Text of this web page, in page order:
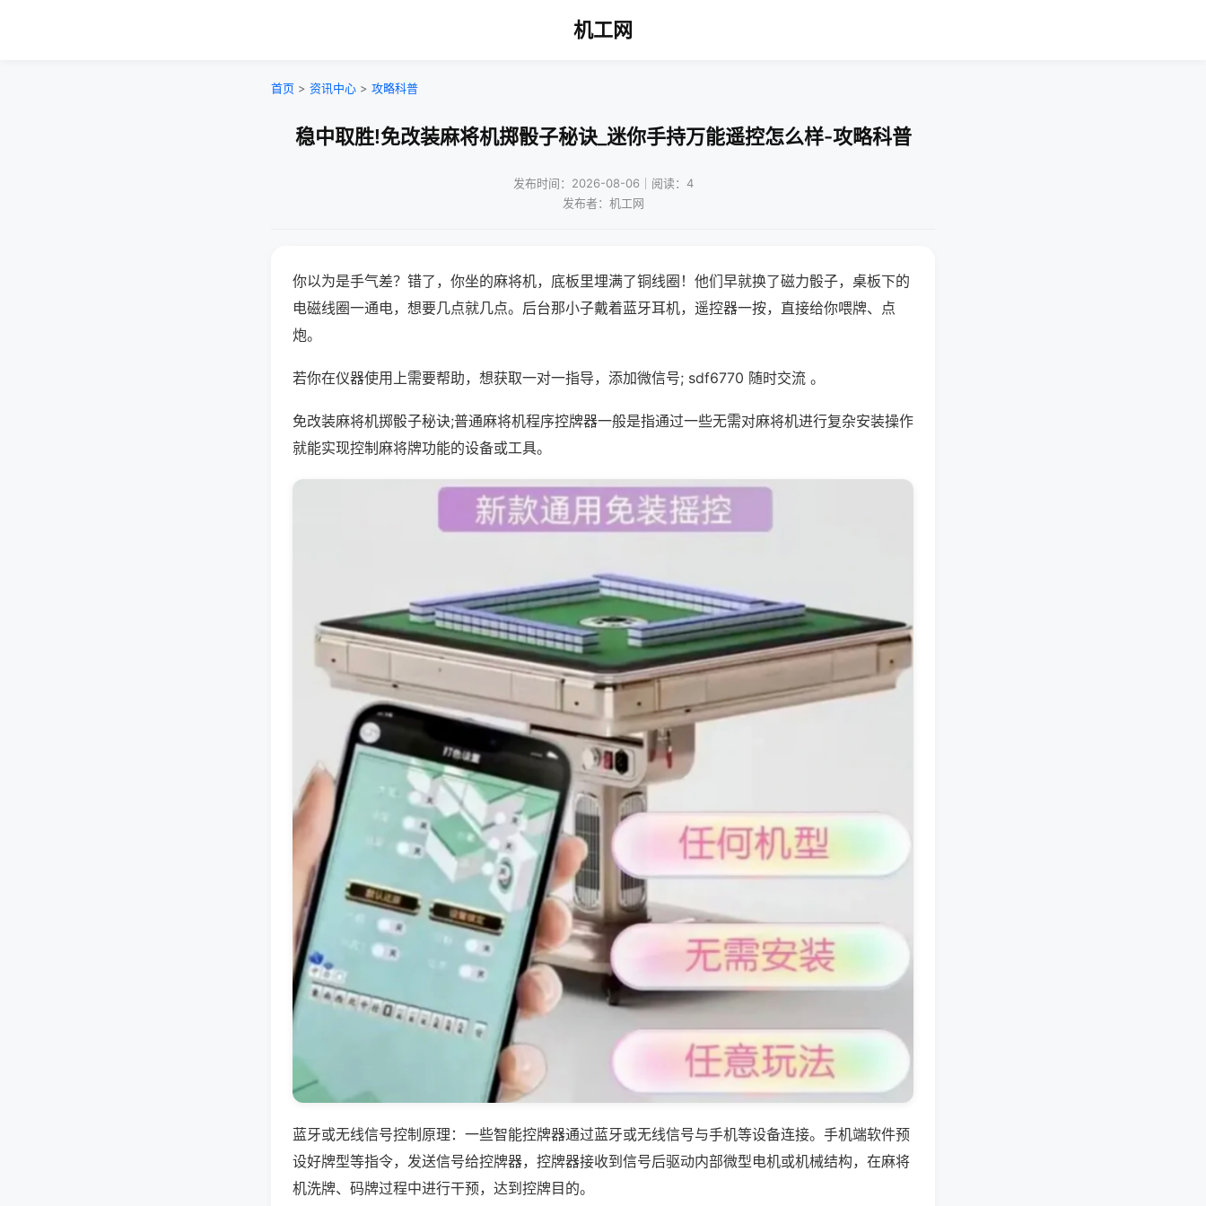
机工网
首页 > 资讯中心 > 攻略科普
稳中取胜!免改装麻将机掷骰子秘诀_迷你手持万能遥控怎么样-攻略科普
发布时间：2026-08-06｜阅读：4
发布者：机工网
你以为是手气差？错了，你坐的麻将机，底板里埋满了铜线圈！他们早就换了磁力骰子，桌板下的
电磁线圈一通电，想要几点就几点。后台那小子戴着蓝牙耳机，遥控器一按，直接给你喂牌、点
炮。
若你在仪器使用上需要帮助，想获取一对一指导，添加微信号; sdf6770 随时交流 。
免改装麻将机掷骰子秘诀;普通麻将机程序控牌器一般是指通过一些无需对麻将机进行复杂安装操作
就能实现控制麻将牌功能的设备或工具。
蓝牙或无线信号控制原理：一些智能控牌器通过蓝牙或无线信号与手机等设备连接。手机端软件预
设好牌型等指令，发送信号给控牌器，控牌器接收到信号后驱动内部微型电机或机械结构，在麻将
机洗牌、码牌过程中进行干预，达到控牌目的。